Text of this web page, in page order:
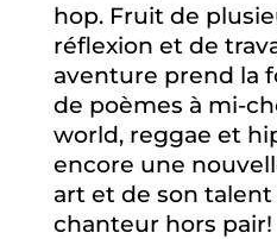
hop. Fruit de
réflexion et de
aventure prend la
de poèmes à mi-
world, reggae et
encore une
art et de son
chanteur hors pair!